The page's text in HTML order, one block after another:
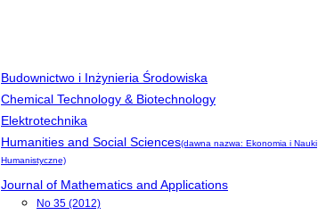
Budownictwo i Inżynieria Środowiska
Chemical Technology & Biotechnology
Elektrotechnika
Humanities and Social Sciences(dawna nazwa: Ekonomia i Nauki
Humanistyczne)
Journal of Mathematics and Applications
No 35 (2012)